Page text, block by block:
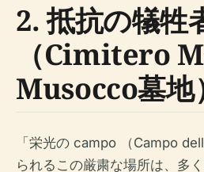
2. 抵抗の犠牲
（Cimitero
Musocco墓地
「栄光の campo （Campo
られるこの厳粛な場所は、多